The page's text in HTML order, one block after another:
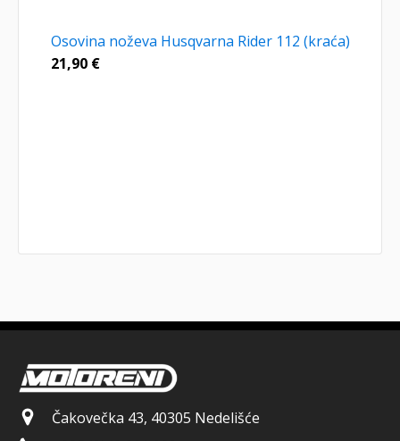
Osovina noževa Husqvarna Rider 112 (kraća)
21,90 €
Čakovečka 43, 40305 Nedelišće